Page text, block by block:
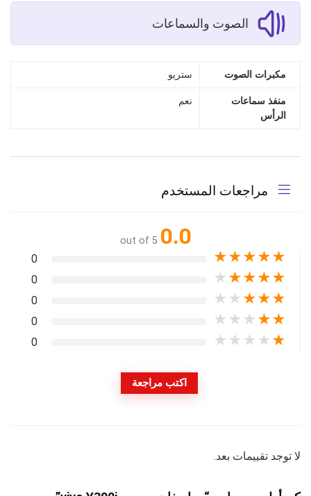
الصوت والسماعات
مكبرات الصوت ستريو
منفذ سماعات
الرأس
نعم
مراجعات المستخدم
0.0
out of 5
★
★
★
★
★
0
★
★
★
★
★
0
★
★
★
★
★
0
★
★
★
★
★
0
★
★
★
★
★
0
اكتب مراجعة
لا توجد تقييمات بعد.